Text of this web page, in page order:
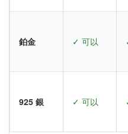
鉑金 ✓ 可以
925 銀 ✓ 可以